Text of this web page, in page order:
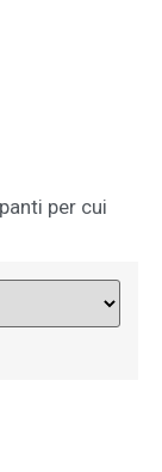
per cui